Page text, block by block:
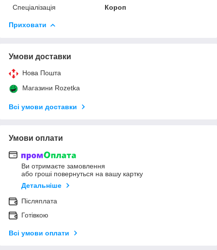
Спеціалізація
Короп
Приховати
Умови доставки
Нова Пошта
Магазини Rozetka
Всі умови доставки
Умови оплати
Ви отримаєте замовлення
або гроші повернуться на вашу картку
Детальніше
Післяплата
Готівкою
Всі умови оплати